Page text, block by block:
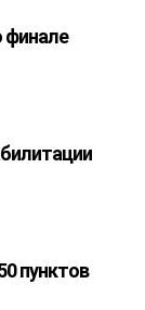
финале
пунктов